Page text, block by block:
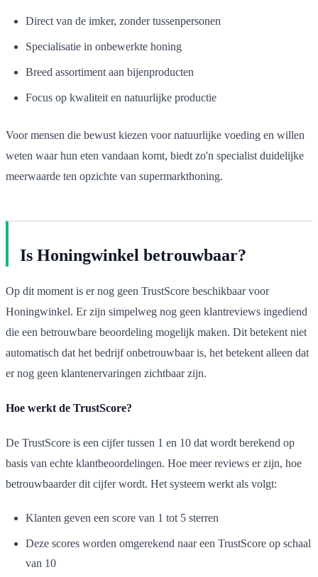
Direct van de imker, zonder tussenpersonen
Specialisatie in onbewerkte honing
Breed assortiment aan bijenproducten
Focus op kwaliteit en natuurlijke productie
Voor mensen die bewust kiezen voor natuurlijke voeding en willen
weten waar hun eten vandaan komt, biedt zo'n specialist duidelijke
meerwaarde ten opzichte van supermarkthoning.
Is Honingwinkel betrouwbaar?
Op dit moment is er nog geen TrustScore beschikbaar voor
Honingwinkel. Er zijn simpelweg nog geen klantreviews ingediend
die een betrouwbare beoordeling mogelijk maken. Dit betekent niet
automatisch dat het bedrijf onbetrouwbaar is, het betekent alleen dat
er nog geen klantenervaringen zichtbaar zijn.
Hoe werkt de TrustScore?
De TrustScore is een cijfer tussen 1 en 10 dat wordt berekend op
basis van echte klantbeoordelingen. Hoe meer reviews er zijn, hoe
betrouwbaarder dit cijfer wordt. Het systeem werkt als volgt:
Klanten geven een score van 1 tot 5 sterren
Deze scores worden omgerekend naar een TrustScore op schaal
van 10